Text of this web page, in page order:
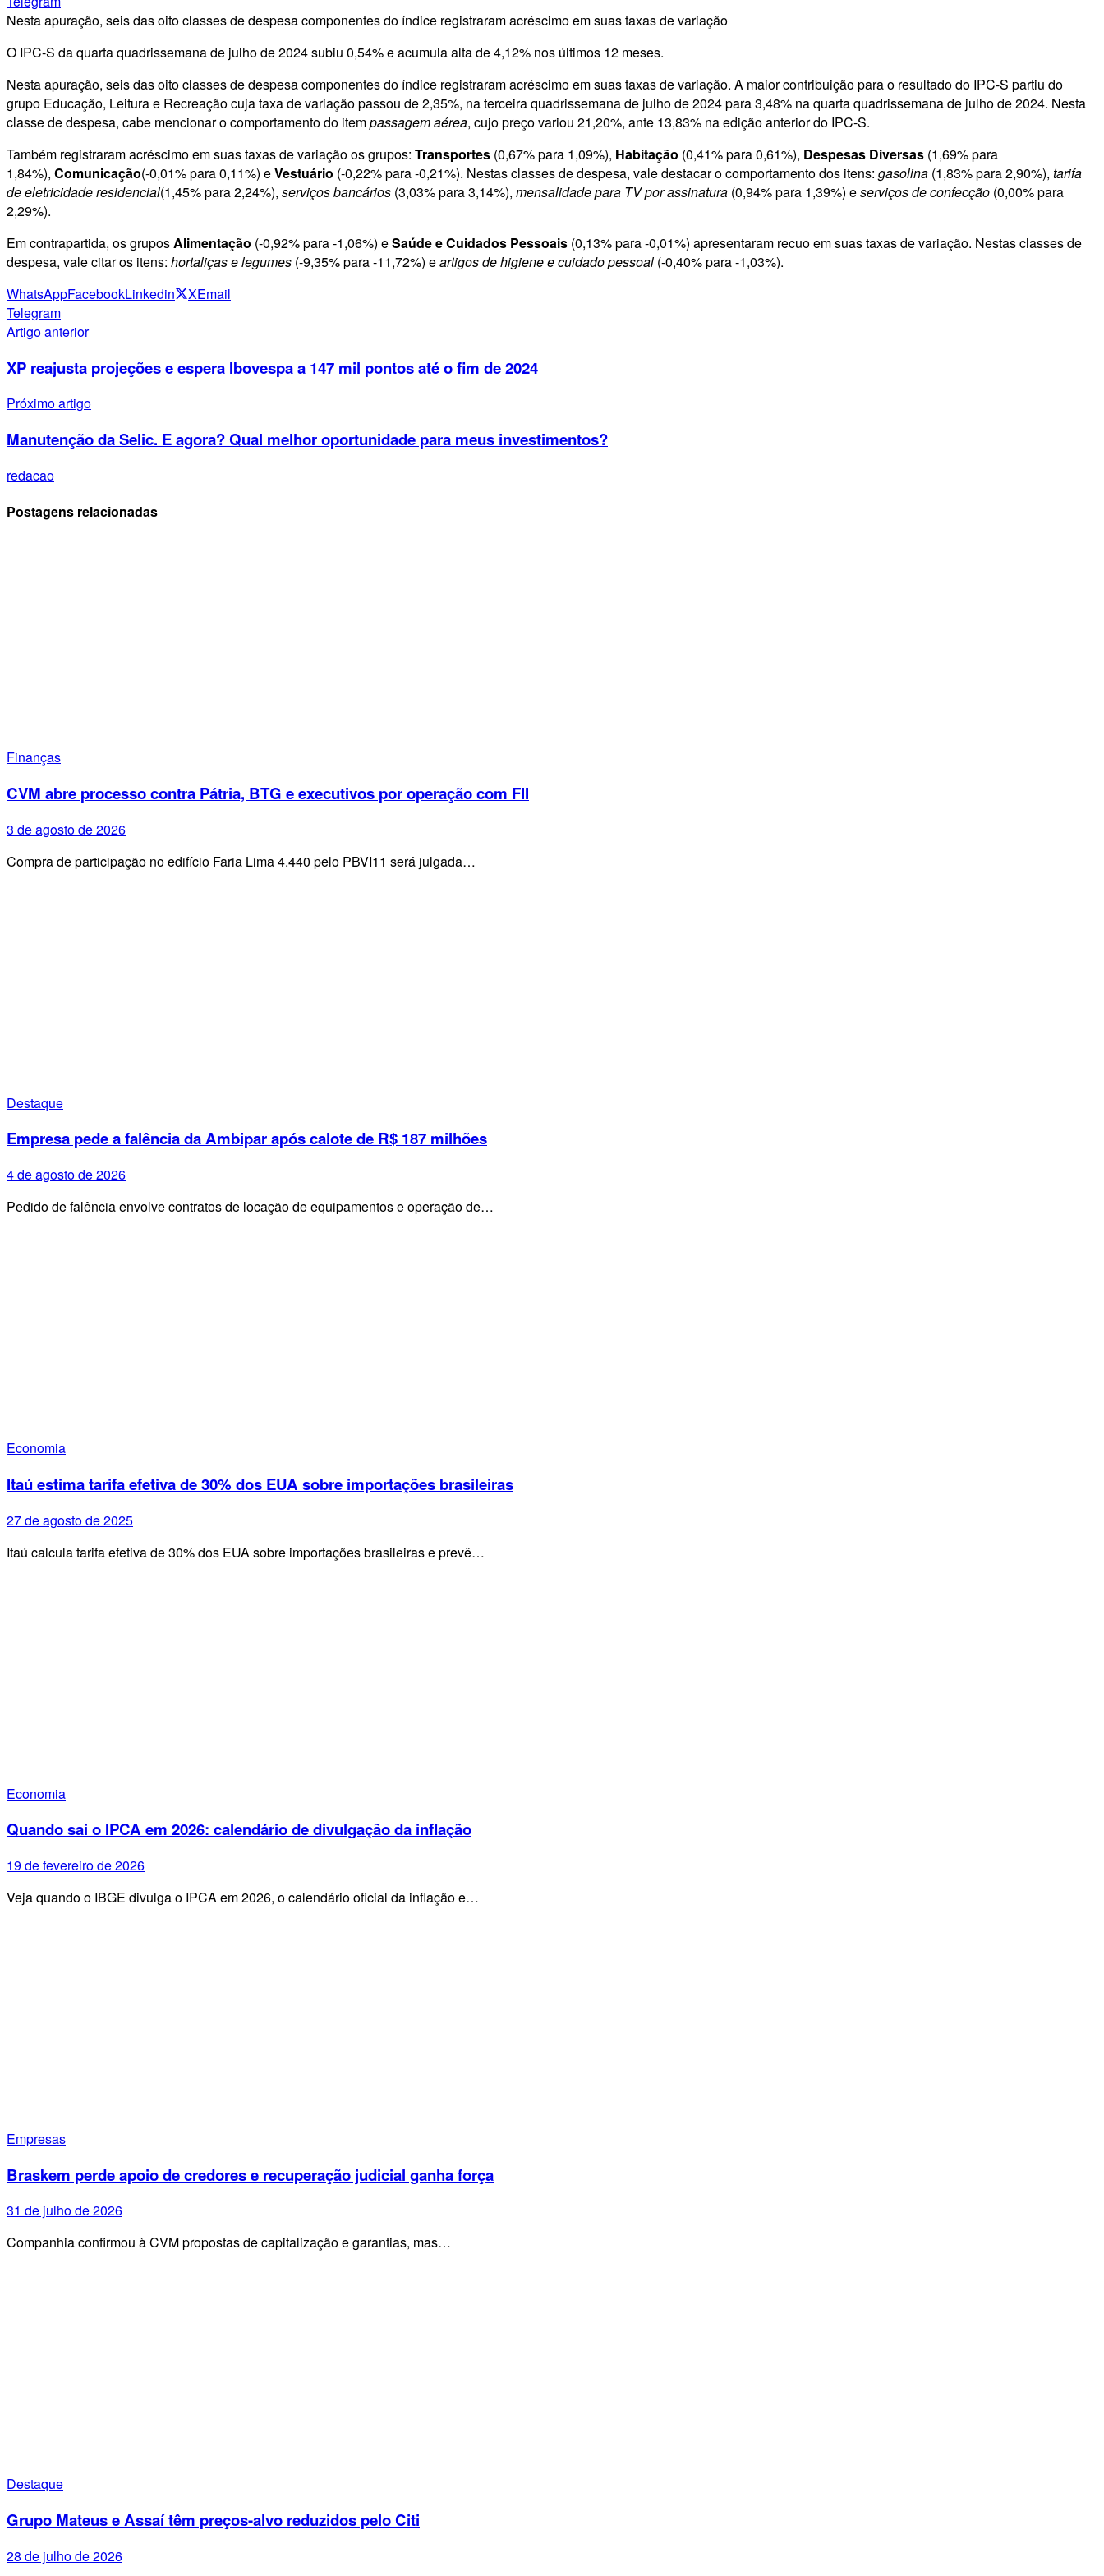
Nesta apuração, seis das oito classes de despesa componentes do índice registraram acréscimo em suas taxas de variação
O IPC-S da quarta quadrissemana de julho de 2024 subiu 0,54% e acumula alta de 4,12% nos últimos 12 meses.
Nesta apuração, seis das oito classes de despesa componentes do índice registraram acréscimo em suas taxas de variação. A maior contribuição para o resultado do IPC-S partiu do
grupo Educação, Leitura e Recreação cuja taxa de variação passou de 2,35%, na terceira quadrissemana de julho de 2024 para 3,48% na quarta quadrissemana de julho de 2024. Nesta
classe de despesa, cabe mencionar o comportamento do itempassagem aérea, cujo preço variou 21,20%, ante 13,83% na edição anterior do IPC-S.
Também registraram acréscimo em suas taxas de variação os grupos: Transportes (0,67% para 1,09%), Habitação (0,41% para 0,61%), Despesas Diversas (1,69% para
1,84%), Comunicação(-0,01% para 0,11%) eVestuário (-0,22% para -0,21%). Nestas classes de despesa, vale destacar o comportamento dos itens: gasolina (1,83% para 2,90%), tarifa
de eletricidade residencial(1,45% para 2,24%), serviços bancários (3,03% para 3,14%), mensalidade para TV por assinatura (0,94% para 1,39%) eserviços de confecção (0,00% para
2,29%).
Em contrapartida, os gruposAlimentação (-0,92% para -1,06%) eSaúde e Cuidados Pessoais (0,13% para -0,01%) apresentaram recuo em suas taxas de variação. Nestas classes de
despesa, vale citar os itens: hortaliças e legumes (-9,35% para -11,72%) eartigos de higiene e cuidado pessoal (-0,40% para -1,03%).
WhatsAppFacebookLinkedin XEmail
Telegram
Artigo anterior
XP reajusta projeções e espera Ibovespa a 147 mil pontos até o fim de 2024
Próximo artigo
Manutenção da Selic. E agora? Qual melhor oportunidade para meus investimentos?
redacao
Postagens relacionadas
Finanças
CVM abre processo contra Pátria, BTG e executivos por operação com FII
3 de agosto de 2026
Compra de participação no edifício Faria Lima 4.440 pelo PBVI11 será julgada…
Destaque
Empresa pede a falência da Ambipar após calote de R$ 187 milhões
4 de agosto de 2026
Pedido de falência envolve contratos de locação de equipamentos e operação de…
Economia
Itaú estima tarifa efetiva de 30% dos EUA sobre importações brasileiras
27 de agosto de 2025
Itaú calcula tarifa efetiva de 30% dos EUA sobre importações brasileiras e prevê…
Economia
Quando sai o IPCA em 2026: calendário de divulgação da inflação
19 de fevereiro de 2026
Veja quando o IBGE divulga o IPCA em 2026, o calendário oficial da inflação e…
Empresas
Braskem perde apoio de credores e recuperação judicial ganha força
31 de julho de 2026
Companhia confirmou à CVM propostas de capitalização e garantias, mas…
Destaque
Grupo Mateus e Assaí têm preços-alvo reduzidos pelo Citi
28 de julho de 2026